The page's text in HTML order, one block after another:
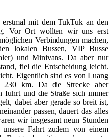
mit dem TukTuk an den
Vor Ort wollten wir uns erst
Verbindungen machen,
lokalen Bussen, VIP Busse
und Minivans. Da aber nur
fiel die Entscheidung leicht.
Eigentlich sind es von Luang
230 km. Da die Strecke aber
führt und die Straße sich immer
dabei aber gerade so breit ist,
passen, dauert das alles
wir insgesamt neun Stunden
Fahrt zudem von einem